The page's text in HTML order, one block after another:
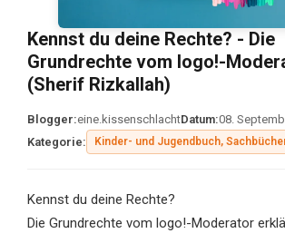
Kennst du deine Rechte? - Die
Grundrechte vom logo!-
(Sherif Rizkallah)
Blogger:eine.kissenschlachtDatum:08.
Kategorie:
Kinder- und Jugendbuch,
Kennst du deine Rechte?
Die Grundrechte vom logo!-Moderator